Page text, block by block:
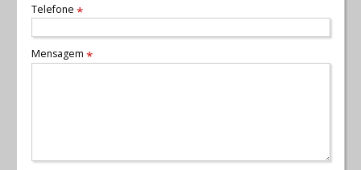
Telefone *
Mensagem *